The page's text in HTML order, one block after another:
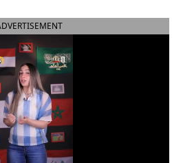
الدوري الألماني
الدوري السعودي للمحترفين